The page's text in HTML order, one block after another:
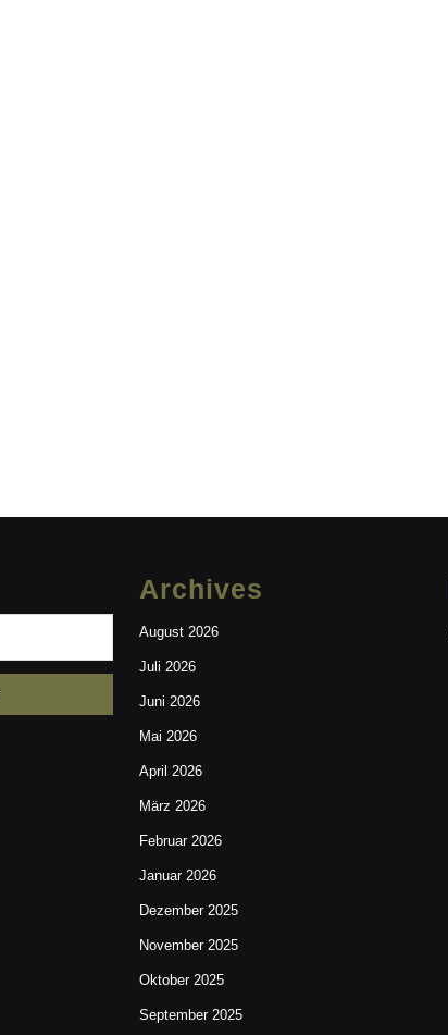
Archives
August 2026
Juli 2026
Juni 2026
Mai 2026
April 2026
März 2026
Februar 2026
Januar 2026
Dezember 2025
November 2025
Oktober 2025
September 2025